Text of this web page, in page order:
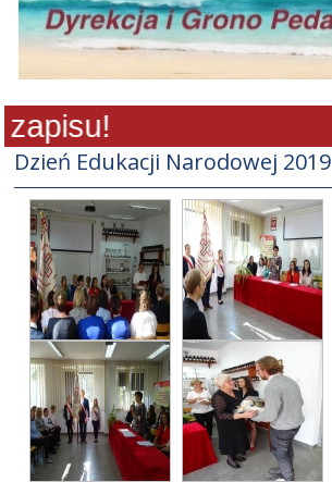
Dzień Edukacji Narodowej 2019